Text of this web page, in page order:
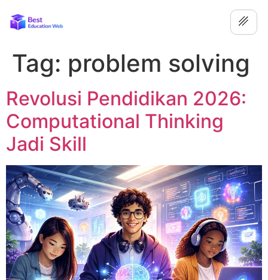
Tag: problem solving
Revolusi Pendidikan 2026:
Computational Thinking
Jadi Skill